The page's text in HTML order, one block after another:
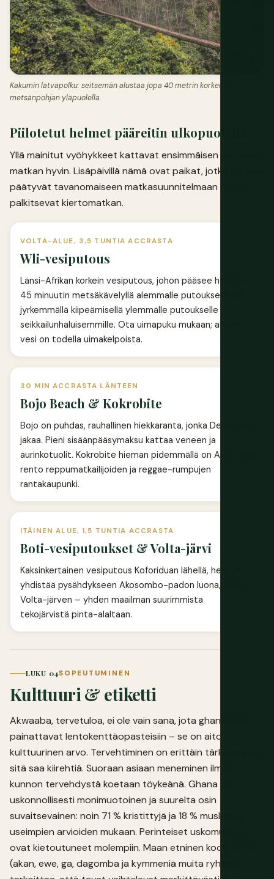
Kakumin latvapolku: seitsemän alustaa jopa 40 metrin korkeudessa
metsänpohjan yläpuolella.
Piilotetut helmet pääreitin ulkopuolella
Yllä mainitut vyöhykkeet kattavat ensimmäisen tai toisen
matkan hyvin. Lisäpäivillä nämä ovat paikat, jotka harvoin
päätyvät tavanomaiseen matkasuunnitelmaan mutta
palkitsevat kiertomatkan.
VOLTA-ALUE, 3,5 TUNTIA ACCRASTA
Wli-vesiputous
Länsi-Afrikan korkein vesiputous, johon pääsee helpolla
45 minuutin metsäkävelyllä alemmalle putoukselle tai
jyrkemmällä kiipeämisellä ylemmälle putoukselle
seikkailunhaluisemmille. Ota uimapuku mukaan; altaan
vesi on todella uimakelpoista.
30 MIN ACCRASTA LÄNTEEN
Bojo Beach & Kokrobite
Bojo on puhdas, rauhallinen hiekkaranta, jonka Densu-joki
jakaa. Pieni sisäänpääsymaksu kattaa veneen ja
aurinkotuolit. Kokrobite hieman pidemmällä on Accrasta
rento reppumatkailijoiden ja reggae-rumpujen
rantakaupunki.
ITÄINEN ALUE, 1,5 TUNTIA ACCRASTA
Boti-vesiputoukset & Volta-järvi
Kaksinkertainen vesiputous Koforiduan lähellä, helppo
yhdistää pysähdykseen Akosombo-padon luona, joka loi
Volta-järven – yhden maailman suurimmista
tekojärvistä pinta-alaltaan.
LUKU 04SOPEUTUMINEN
Kulttuuri & etiketti
Akwaaba, tervetuloa, ei ole vain sana, jota ghanalaiset
painattavat lentokenttäopasteisiin – se on aito
kulttuurinen arvo. Tervehtiminen on erittäin tärkeää eikä
sitä saa kiirehtiä. Suoraan asiaan meneminen ilman
kunnon tervehdystä koetaan töykeänä. Ghana on
uskonnollisesti monimuotoinen ja suurelta osin
suvaitsevainen: noin 71 % kristittyjä ja 18 % muslimeja
useimpien arvioiden mukaan. Perinteiset uskomukset
ovat kietoutuneet molempiin. Maan etninen koostumus
(akan, ewe, ga, dagomba ja kymmeniä muita ryhmiä)